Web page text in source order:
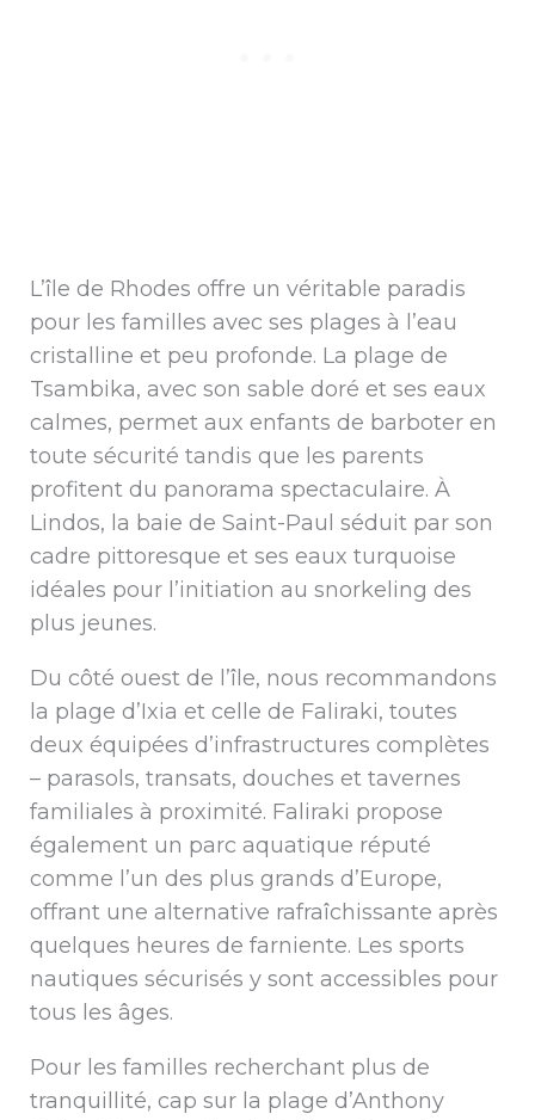
L’île de Rhodes offre un véritable paradis
pour les familles avec ses plages à l’eau
cristalline et peu profonde. La plage de
Tsambika, avec son sable doré et ses eaux
calmes, permet aux enfants de barboter en
toute sécurité tandis que les parents
profitent du panorama spectaculaire. À
Lindos, la baie de Saint-Paul séduit par son
cadre pittoresque et ses eaux turquoise
idéales pour l’initiation au snorkeling des
plus jeunes.
Du côté ouest de l’île, nous recommandons
la plage d’Ixia et celle de Faliraki, toutes
deux équipées d’infrastructures complètes
– parasols, transats, douches et tavernes
familiales à proximité. Faliraki propose
également un parc aquatique réputé
comme l’un des plus grands d’Europe,
offrant une alternative rafraîchissante après
quelques heures de farniente. Les sports
nautiques sécurisés y sont accessibles pour
tous les âges.
Pour les familles recherchant plus de
tranquillité, cap sur la plage d’Anthony